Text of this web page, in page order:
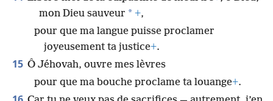
mon Dieu sauveur * +,
pour que ma langue puisse proclamer
joyeusement ta justice+.
15 Ô Jéhovah, ouvre mes lèvres
pour que ma bouche proclame ta louange+.